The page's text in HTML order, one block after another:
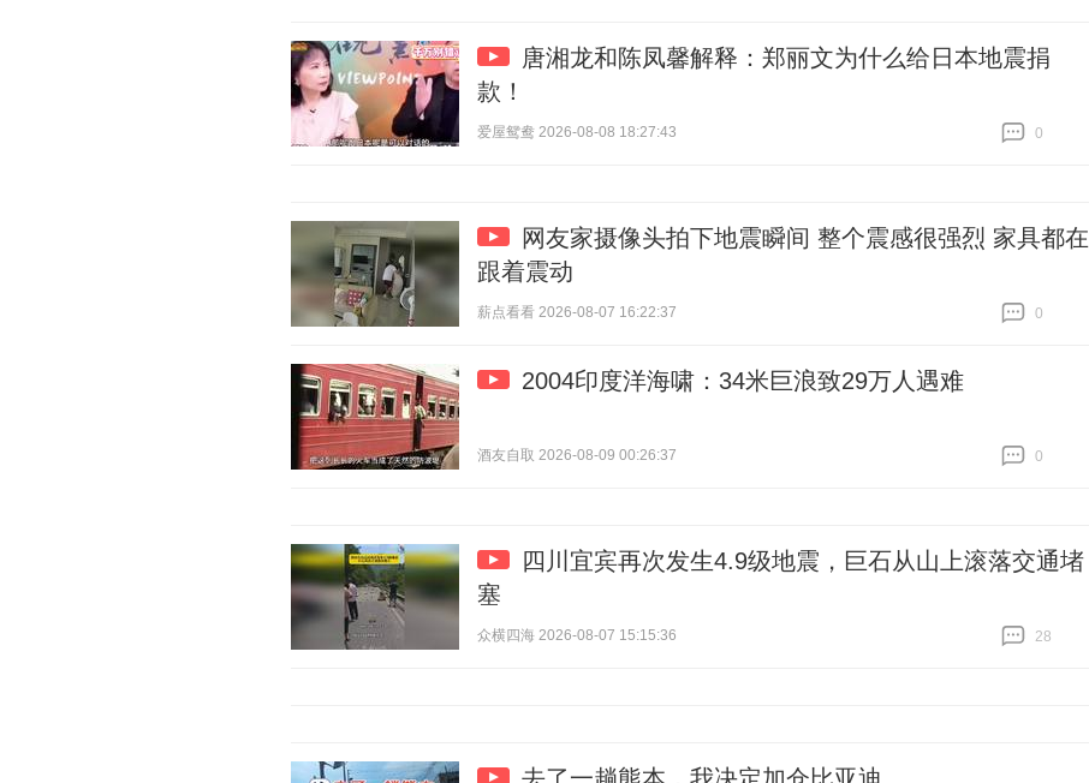
唐湘龙和陈凤馨解释：郑丽文为什么给日本地震捐
款！
爱屋鸳鸯 2026-08-08 18:27:43
0
网友家摄像头拍下地震瞬间 整个震感很强烈 家具都在
跟着震动
薪点看看 2026-08-07 16:22:37
0
2004印度洋海啸：34米巨浪致29万人遇难
酒友自取 2026-08-09 00:26:37
0
四川宜宾再次发生4.9级地震，巨石从山上滚落交通堵
塞
众横四海 2026-08-07 15:15:36
28